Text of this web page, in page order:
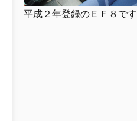
平成２年登録のＥＦ８です